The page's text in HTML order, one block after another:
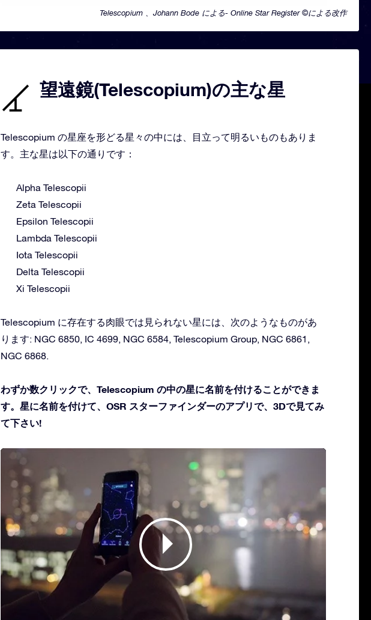
Telescopium 、Johann Bode による- Online Star Register ©による改作
望遠鏡(Telescopium)の主な星
Telescopium の星座を形どる星々の中には、目立って明るいものもありま
す。主な星は以下の通りです：
Alpha Telescopii
Zeta Telescopii
Epsilon Telescopii
Lambda Telescopii
Iota Telescopii
Delta Telescopii
Xi Telescopii
Telescopium に存在する肉眼では見られない星には、次のようなものがあ
ります: NGC 6850, IC 4699, NGC 6584, Telescopium Group, NGC 6861,
NGC 6868.
わずか数クリックで、Telescopium の中の星に名前を付けることができま
す。星に名前を付けて、OSR スターファインダーのアプリで、3Dで見てみ
て下さい!